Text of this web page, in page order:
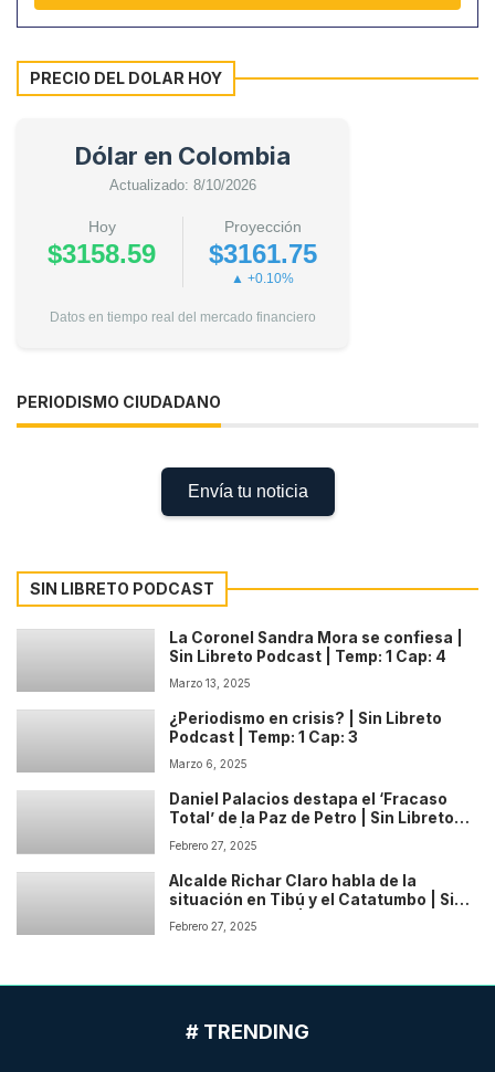
PRECIO DEL DOLAR HOY
Dólar en Colombia
Actualizado: 8/10/2026
Hoy
$3158.59
Proyección
$3161.75
▲ +0.10%
Datos en tiempo real del mercado financiero
PERIODISMO CIUDADANO
Envía tu noticia
SIN LIBRETO PODCAST
La Coronel Sandra Mora se confiesa |
Sin Libreto Podcast | Temp: 1 Cap: 4
Marzo 13, 2025
¿Periodismo en crisis? | Sin Libreto
Podcast | Temp: 1 Cap: 3
Marzo 6, 2025
Daniel Palacios destapa el ‘Fracaso
Total’ de la Paz de Petro | Sin Libreto
Podcast | Temp: 1 Cap: 2
Febrero 27, 2025
Alcalde Richar Claro habla de la
situación en Tibú y el Catatumbo | Sin
Libreto Podcast | Temp: 1 Cap: 1
Febrero 27, 2025
# TRENDING